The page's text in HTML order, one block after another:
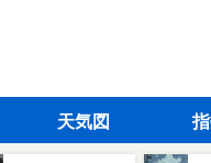
天気図